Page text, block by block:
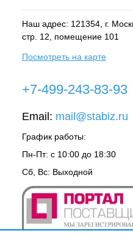
Наш адрес: 121354, г.
стр. 12, помещение 101
Посмотреть на карте
+7-499-243-83-93
Email: mail@stabiz.ru
График работы:
Пн-Пт: с 10:00 до 18:30
Сб, Вс: Выходной